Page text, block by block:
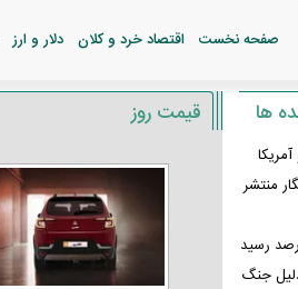
صفحه نخست اقتصاد خرد و کلان دلار و ارز
قیمت روز ها
منتشر
جنگ